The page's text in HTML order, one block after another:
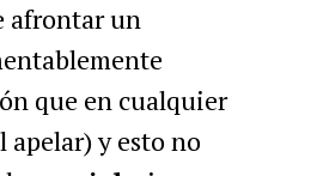
afrontar un
que en cualquier
apelar) y esto no